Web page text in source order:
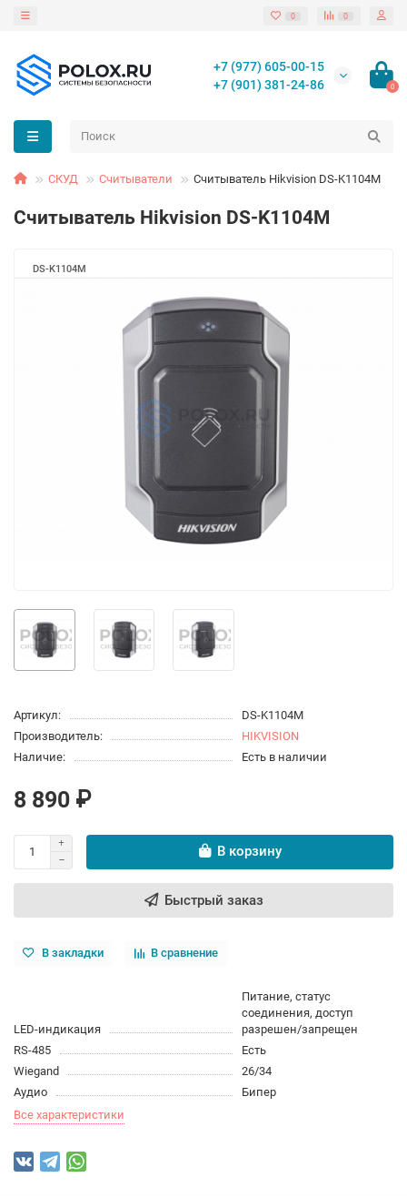
0 0
+7 (977) 605-00-15
+7 (901) 381-24-86
0
СКУД Считыватели Считыватель Hikvision DS-K1104M
Считыватель Hikvision DS-K1104M
DS-K1104M
Артикул:
DS-K1104M
Производитель:
HIKVISION
Наличие:
Есть в наличии
8 890 ₽
В корзину
Быстрый заказ
В закладки В сравнение
LED-индикация
Питание, статус
соединения, доступ
разрешен/запрещен
RS-485
Есть
Wiegand
26/34
Аудио
Бипер
Все характеристики